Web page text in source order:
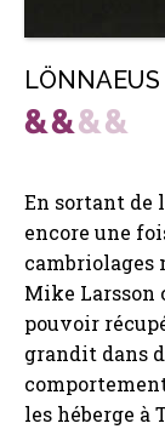
En sortant de
encore une
cambriolages
Mike Larsson
pouvoir
grandit dans
les héberge